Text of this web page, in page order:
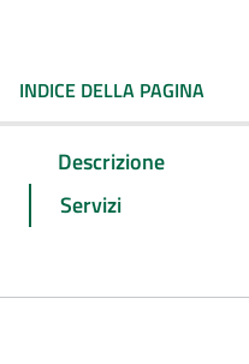
INDICE DELLA PAGINA
Descrizione
Servizi